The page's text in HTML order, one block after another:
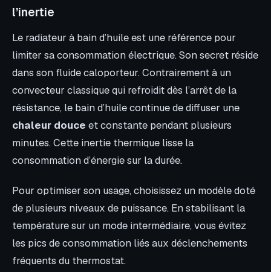
l’inertie
Le radiateur à bain d’huile est une référence pour
limiter sa consommation électrique. Son secret réside
dans son fluide caloporteur. Contrairement à un
convecteur classique qui refroidit dès l’arrêt de la
résistance, le bain d’huile continue de diffuser une
chaleur douce et constante pendant plusieurs
minutes. Cette inertie thermique lisse la
consommation d’énergie sur la durée.
Pour optimiser son usage, choisissez un modèle doté
de plusieurs niveaux de puissance. En stabilisant la
température sur un mode intermédiaire, vous évitez
les pics de consommation liés aux déclenchements
fréquents du thermostat.